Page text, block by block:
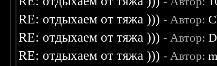
RE: отдыхаем от тяжа ))) - Автор:
RE: отдыхаем от тяжа ))) - Автор:
RE: отдыхаем от тяжа ))) - Автор: